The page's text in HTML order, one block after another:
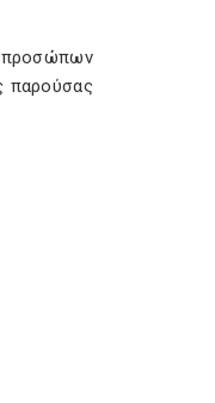
προσώπων
παρούσας